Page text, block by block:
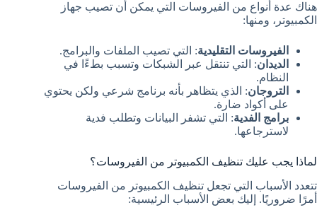
هناك عدة أنواع من الفيروسات التي يمكن أن تصيب جهاز
الكمبيوتر، ومنها:
الفيروسات التقليدية: التي تصيب الملفات والبرامج.
الديدان: التي تنتقل عبر الشبكات وتسبب بطءًا في
النظام.
التروجان: الذي يتظاهر بأنه برنامج شرعي ولكن يحتوي
على أكواد ضارة.
برامج الفدية: التي تشفر البيانات وتطلب فدية
لاسترجاعها.
لماذا يجب عليك تنظيف الكمبيوتر من الفيروسات؟
تتعدد الأسباب التي تجعل تنظيف الكمبيوتر من الفيروسات
أمرًا ضروريًا. إليك بعض الأسباب الرئيسية: